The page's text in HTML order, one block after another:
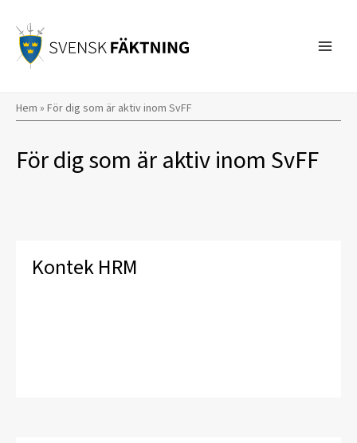
innehåll
Hem » För dig som är aktiv inom SvFF
För dig som är aktiv inom SvFF
Kontek HRM